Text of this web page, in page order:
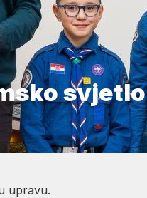
svjetlo
upravu.